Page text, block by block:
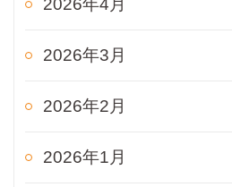
2026年4月
2026年3月
2026年2月
2026年1月